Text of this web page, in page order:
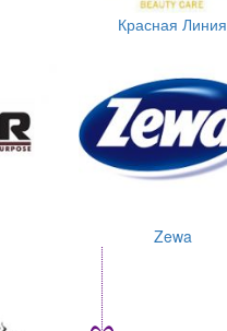
Красная Линия
Zewa